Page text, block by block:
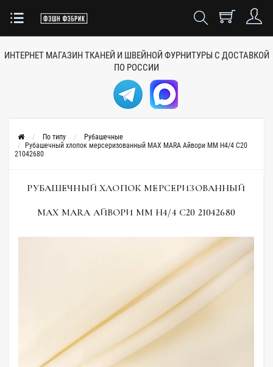
ИНТЕРНЕТ МАГАЗИН ТКАНЕЙ И ШВЕЙНОЙ ФУРНИТУРЫ С ДОСТАВКОЙ
ПО РОССИИ
По типу
Рубашечные
Рубашечный хлопок мерсеризованный MAX MARA Айвори MM H4/4 C20
21042680
РУБАШЕЧНЫЙ ХЛОПОК МЕРСЕРИЗОВАННЫЙ
MAX MARA АЙВОРИ MM H4/4 C20 21042680